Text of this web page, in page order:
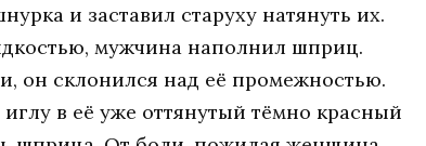
и заставил старуху натянуть их.
мужчина наполнил шприц.
он склонился над её промежностью.
в её уже оттянутый тёмно красный